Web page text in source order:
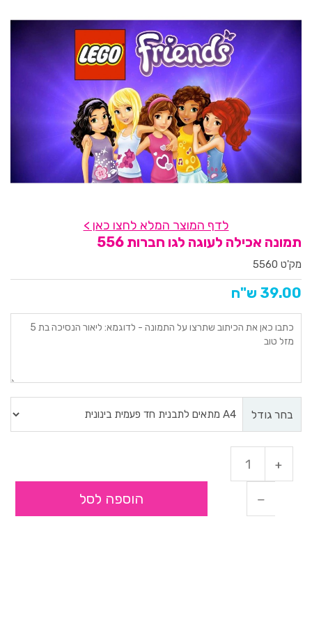
לדף המוצר המלא לחצו כאן >
תמונה אכילה לעוגה לגו חברות 556
מק'ט 5560
39.00 ש"ח
בחר גודל
הוספה לסל